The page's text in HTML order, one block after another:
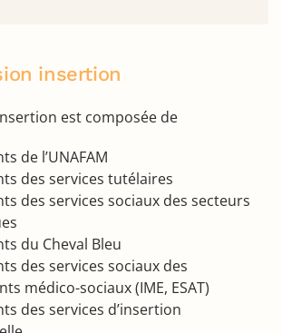
insertion
est composée de
de l’UNAFAM
des services tutélaires
des services sociaux des secteurs
du Cheval Bleu
des services sociaux des
médico-sociaux (IME, ESAT)
des services d’insertion